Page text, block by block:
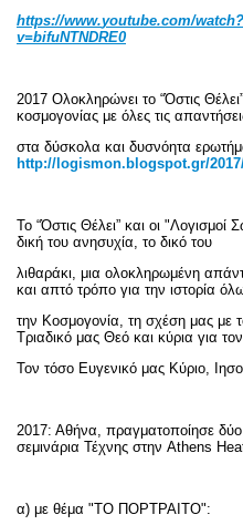
https://www.youtube.com/watch?
v=bifuNTNDRE0
2017 Ολοκληρώνει το “Όστις
κοσμογονίας με όλες τις
στα δύσκολα και δυσνόητα
http:// logismon. blogspot.gr/
Το “Όστις Θέλει” και οι "Λογισμοί
δική του ανησυχία, το δικό του
λιθαράκι, μια ολοκληρωμένη
και απτό τρόπο για την ιστορία
την Κοσμογονία, τη σχέση μας με
Τριαδικό μας Θεό και κύρια για
Τον τόσο Ευγενικό μας Κύριο,
2017: Αθήνα, πραγματοποίησε
σεμινάρια Τέχνης στην Athens
α) με θέμα "ΤΟ ΠΟΡΤΡΑΙΤΟ":